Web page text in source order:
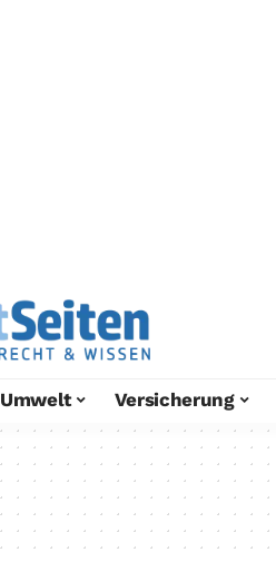
Umwelt Versicherung